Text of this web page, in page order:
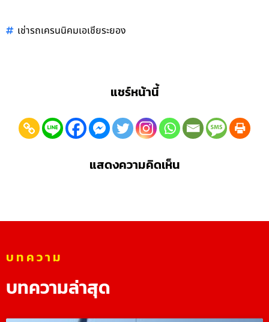
เช่ารถเครนนิคมเอเชียระยอง
แชร์หน้านี้
แสดงความคิดเห็น
บทความ
บทความล่าสุด